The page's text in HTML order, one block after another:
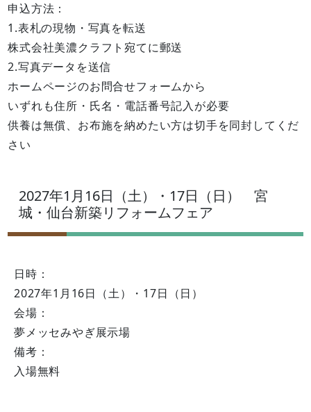
申込方法：
1.表札の現物・写真を転送
株式会社美濃クラフト宛てに郵送
2.写真データを送信
ホームページのお問合せフォームから
いずれも住所・氏名・電話番号記入が必要
供養は無償、お布施を納めたい方は切手を同封してくだ
さい
2027年1月16日（土）・17日（日） 宮
城・仙台新築リフォームフェア
日時：
2027年1月16日（土）・17日（日）
会場：
夢メッセみやぎ展示場
備考：
入場無料